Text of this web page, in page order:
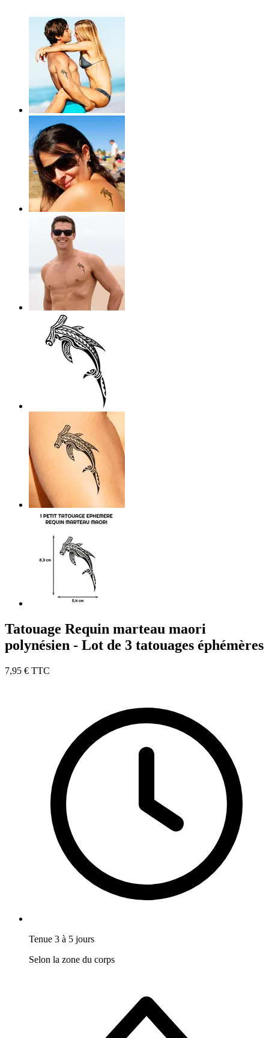
Tatouage Requin marteau maori
polynésien - Lot de 3 tatouages éphémères
7,95 € TTC
Tenue 3 à 5 jours
Selon la zone du corps